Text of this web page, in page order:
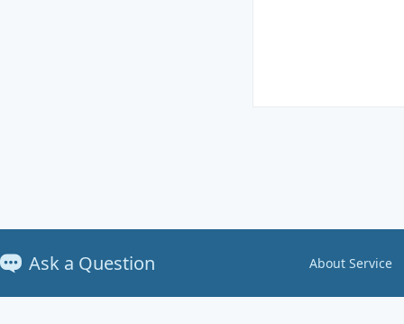
Ask a Question About Service